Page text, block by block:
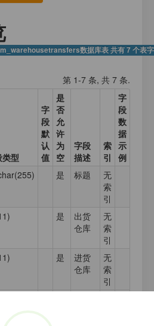
数据库表 共有 7 个表
第 1-7 条, 共 7 条.
型
字
段
默
认
值
是
否
允
许
为
空
字段
描述
索
引
字
段
数
据
示
例
是 标题
无
索
引
是
出货
仓库
无
索
引
是
进货
仓库
无
索
引